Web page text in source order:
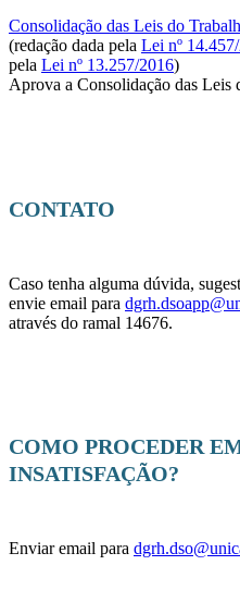
Consolidação das Leis do
(redação dada pela Lei nº
pela Lei nº 13.257/2016)
Aprova a Consolidação das Leis
CONTATO
Caso tenha alguma dúvida,
envie email para
através do ramal 14676.
COMO PROCEDER
INSATISFAÇÃO?
Enviar email para